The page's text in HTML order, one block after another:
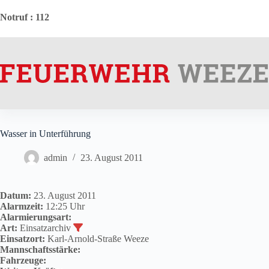
Inhalt
Notruf: 112
Wasser in Unterführung
admin 23. August 2011
Datum: 23. August 2011
Alarmzeit: 12:25 Uhr
Alarmierungsart:
Art: Einsatzarchiv
Einsatzort: Karl-Arnold-Straße Weeze
Mannschaftsstärke:
Fahrzeuge: